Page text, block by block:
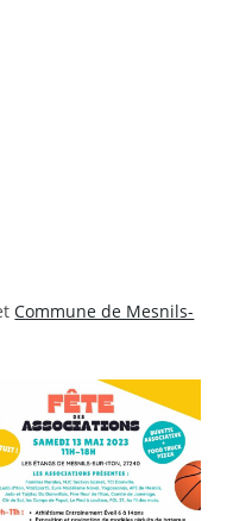
Commune de Mesnils-